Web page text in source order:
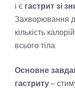
і є гастрит зі
Захворювання
кількість
всього тіла.
Основне
гастриту –